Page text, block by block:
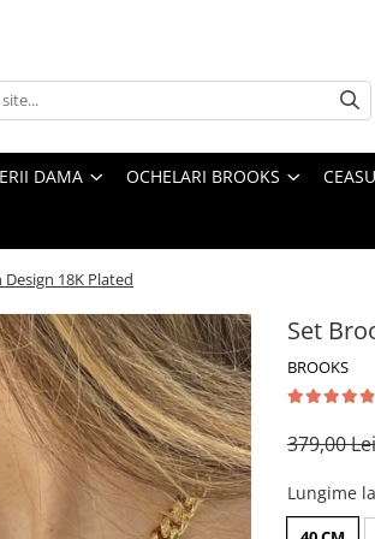
DAMA OCHELARI BROOKS
18K Plated
Set
BROOKS
379,00 Lei
Lungime